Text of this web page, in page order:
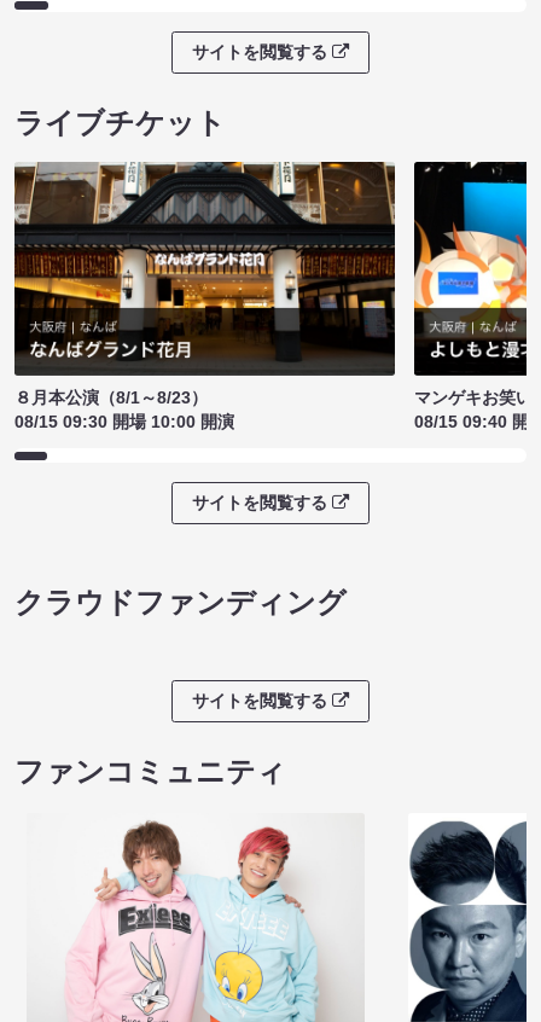
サイトを閲覧する
ライブチケット
８月本公演（8/1～8/23）
08/15 09:30 開場 10:00 開演
マンゲキお笑い
08/15 09:40 開
サイトを閲覧する
クラウドファンディング
サイトを閲覧する
ファンコミュニティ